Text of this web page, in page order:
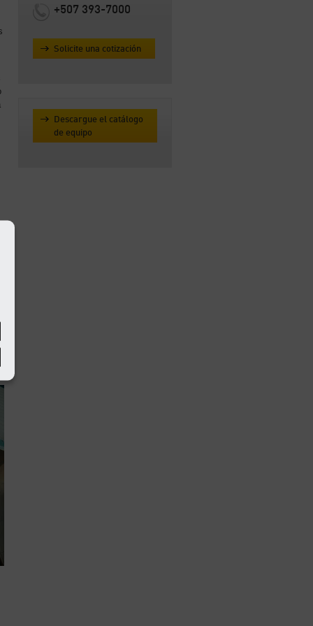
+507 393-7000
Solicite una cotización
Descargue el catálogo
de equipo